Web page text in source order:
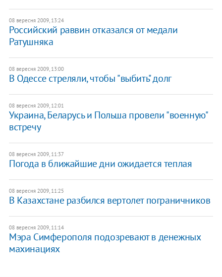
08 вересня 2009, 13:24
Российский раввин отказался от медали
Ратушняка
08 вересня 2009, 13:00
В Одессе стреляли, чтобы "выбить" долг
08 вересня 2009, 12:01
Украина, Беларусь и Польша провели "военную"
встречу
08 вересня 2009, 11:37
Погода в ближайшие дни ожидается теплая
08 вересня 2009, 11:25
В Казахстане разбился вертолет пограничников
08 вересня 2009, 11:14
Мэра Симферополя подозревают в денежных
махинациях